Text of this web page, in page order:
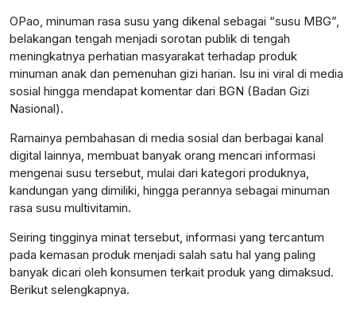
OPao, minuman rasa susu yang dikenal sebagai “susu MBG”,
belakangan tengah menjadi sorotan publik di tengah
meningkatnya perhatian masyarakat terhadap produk
minuman anak dan pemenuhan gizi harian. Isu ini viral di media
sosial hingga mendapat komentar dari BGN (Badan Gizi
Nasional).
Ramainya pembahasan di media sosial dan berbagai kanal
digital lainnya, membuat banyak orang mencari informasi
mengenai susu tersebut, mulai dari kategori produknya,
kandungan yang dimiliki, hingga perannya sebagai minuman
rasa susu multivitamin.
Seiring tingginya minat tersebut, informasi yang tercantum
pada kemasan produk menjadi salah satu hal yang paling
banyak dicari oleh konsumen terkait produk yang dimaksud.
Berikut selengkapnya.